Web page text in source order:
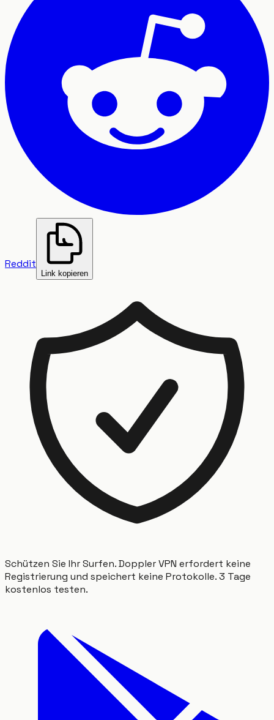
Reddit
Link kopieren
Schützen Sie Ihr Surfen. Doppler VPN erfordert keine
Registrierung und speichert keine Protokolle. 3 Tage
kostenlos testen.